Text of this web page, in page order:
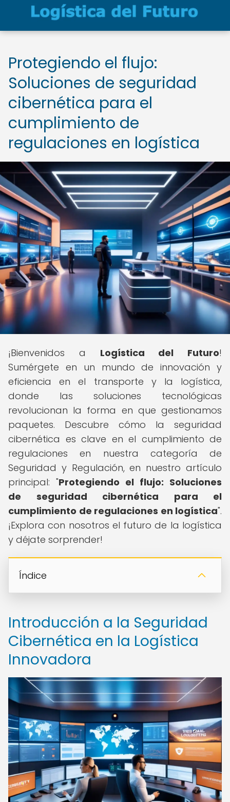
Protegiendo el flujo:
Soluciones de seguridad
cibernética para el
cumplimiento de
regulaciones en logística
¡Bienvenidos a Logística del Futuro!
Sumérgete en un mundo de innovación y
eficiencia en el transporte y la logística,
donde las soluciones tecnológicas
revolucionan la forma en que gestionamos
paquetes. Descubre cómo la seguridad
cibernética es clave en el cumplimiento de
regulaciones en nuestra categoría de
Seguridad y Regulación, en nuestro artículo
principal: "Protegiendo el flujo: Soluciones
de seguridad cibernética para el
cumplimiento de regulaciones en logística".
¡Explora con nosotros el futuro de la logística
y déjate sorprender!
Índice
Introducción a la Seguridad
Cibernética en la Logística
Innovadora